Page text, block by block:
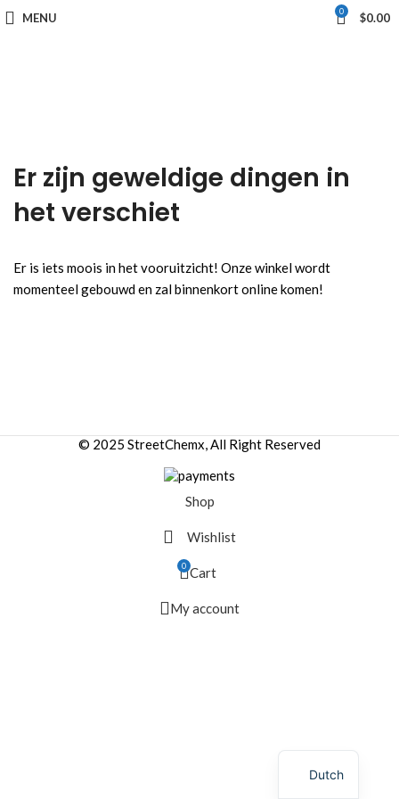
MENU 0 $0.00
Er zijn geweldige dingen in
het verschiet
Er is iets moois in het vooruitzicht! Onze winkel wordt
momenteel gebouwd en zal binnenkort online komen!
© 2025 StreetChemx, All Right Reserved
Shop
Wishlist
0 Cart
My account
Dutch